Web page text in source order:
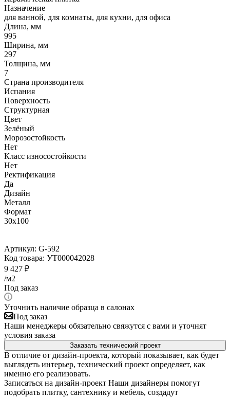
Назначение
для ванной, для комнаты, для кухни, для офиса
Длина, мм
995
Ширина, мм
297
Толщина, мм
7
Страна производителя
Испания
Поверхность
Структурная
Цвет
Зелёный
Морозостойкость
Нет
Класс износостойкости
Нет
Ректификация
Да
Дизайн
Металл
Формат
30x100
Артикул: G-592
Код товара: УТ000042028
9 427 ₽
/м2
Под заказ
Уточнить наличие образца в салонах
Под заказ
Наши менеджеры обязательно свяжутся с вами и уточнят
условия заказа
Заказать технический проект
В отличие от дизайн-проекта, который показывает, как будет
выглядеть интерьер, технический проект определяет, как
именно его реализовать.
Записаться на дизайн-проект Наши дизайнеры помогут
подобрать плитку, сантехнику и мебель, создадут